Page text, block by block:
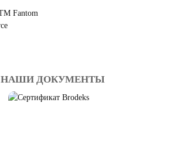
НАШИ ДОКУМЕНТЫ